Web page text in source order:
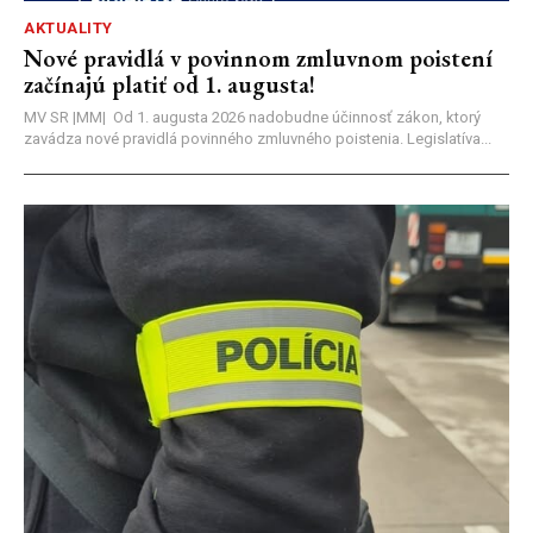
AKTUALITY
Nové pravidlá v povinnom zmluvnom poistení
začínajú platiť od 1. augusta!
MV SR |MM| Od 1. augusta 2026 nadobudne účinnosť zákon, ktorý
zavádza nové pravidlá povinného zmluvného poistenia. Legislatíva...